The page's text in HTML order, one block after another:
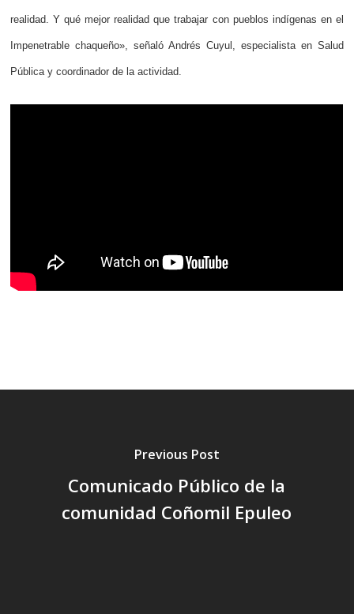
realidad. Y qué mejor realidad que trabajar con pueblos indígenas en el
Impenetrable chaqueño», señaló Andrés Cuyul, especialista en Salud
Pública y coordinador de la actividad.
Previous Post
Comunicado Público de la
comunidad Coñomil Epuleo